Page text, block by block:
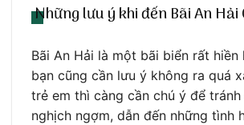
Những lưu ý khi đến Bãi An Hải
Bãi An Hải là một bãi biển rất hiền
bạn cũng cần lưu ý không ra quá
trẻ em thì càng cần chú ý để
nghịch ngợm, dẫn đến những tình